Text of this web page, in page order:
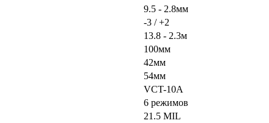
9.5 - 2.8мм
-3 / +2
13.8 - 2.3м
100мм
42мм
54мм
VCT-10A
6 режимов
21.5 MIL